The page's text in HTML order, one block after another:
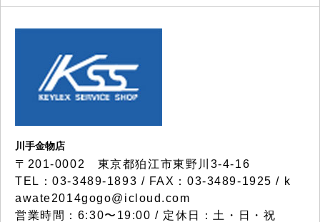
川手金物店
〒201-0002 東京都狛江市東野川3-4-16
TEL：03-3489-1893 / FAX：03-3489-1925 / k
awate2014gogo@icloud.com
営業時間：6:30〜19:00 / 定休日：土・日・祝